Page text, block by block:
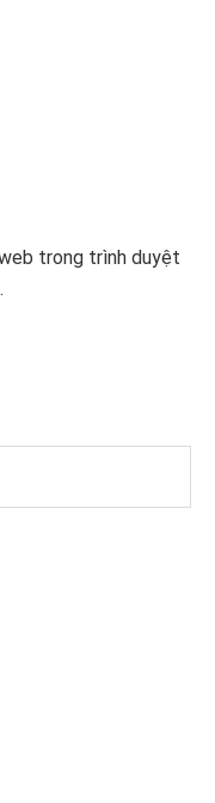
trong trình duyệt